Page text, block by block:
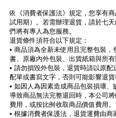
依《消費者保護法》規定，您享有
試用期）。若需辦理退貨，請於七
們將有專人為您服務。
退貨條件須符合以下規定：
• 商品須為全新未使用且完整包裝
書、原廠內外包裝、出貨紙箱與所有
• 請勿損毀外包裝，退貨時請以原
配單或書寫文字，否則可能影響退貨
• 如因人為因素造成商品包裝損壞、
導致商品無法完整退回時，本公司
費用，或按比例收取商品價值費用。
• 根據消費者保護法，退貨運費由